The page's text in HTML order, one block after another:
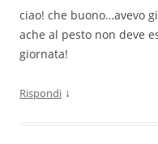
ciao! che buono…avevo
ache al pesto non deve
giornata!
Rispondi ↓